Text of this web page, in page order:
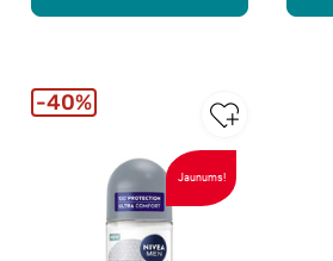
Jaunums!
40%